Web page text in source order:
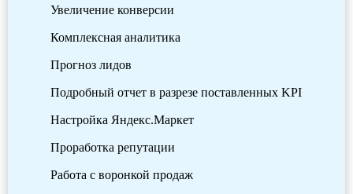
Увеличение конверсии
Комплексная аналитика
Прогноз лидов
Подробный отчет в разрезе поставленных KPI
Настройка Яндекс.Маркет
Проработка репутации
Работа с воронкой продаж